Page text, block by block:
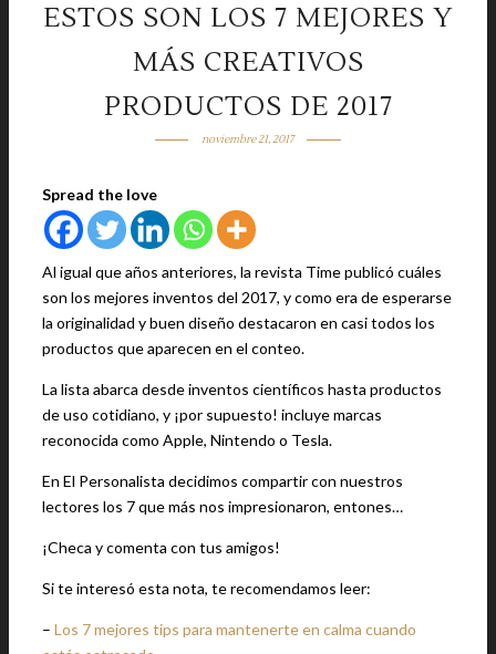
ESTOS SON LOS 7 MEJORES Y
MÁS CREATIVOS
PRODUCTOS DE 2017
noviembre 21, 2017
Spread the love
Al igual que años anteriores, la revista Time publicó cuáles
son los mejores inventos del 2017, y como era de esperarse
la originalidad y buen diseño destacaron en casi todos los
productos que aparecen en el conteo.
La lista abarca desde inventos científicos hasta productos
de uso cotidiano, y ¡por supuesto! incluye marcas
reconocida como Apple, Nintendo o Tesla.
En El Personalista decidimos compartir con nuestros
lectores los 7 que más nos impresionaron, entones…
¡Checa y comenta con tus amigos!
Si te interesó esta nota, te recomendamos leer:
– Los 7 mejores tips para mantenerte en calma cuando